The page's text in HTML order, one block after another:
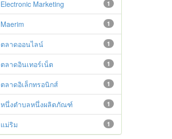
1
Electronic Marketing
1
Maerim
1
ตลาดออนไลน์
1
ตลาดอินเทอร์เน็ต
1
ตลาดอิเล็กทรอนิกส์
1
หนึ่งตำบลหนึ่งผลิตภัณฑ์
1
แม่ริม